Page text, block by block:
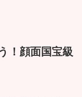
！顔面国宝級